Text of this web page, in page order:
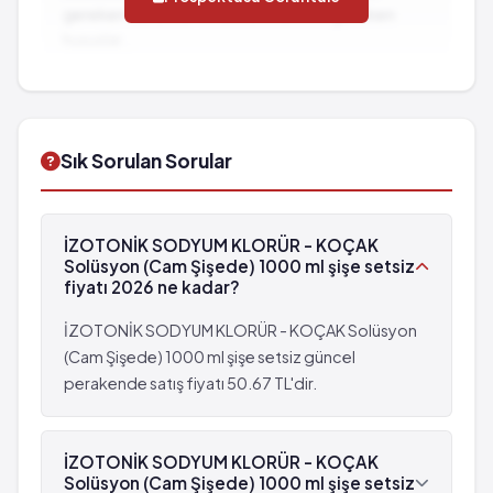
Tükürük miktarında azalma
Kaslarda seğirme ve sertleşme
Uygulamanın yapıldığı yerde ağrı
Kızarıklık ya da şişlik
Huzursuzluk hali
Tansiyonda yükselme
Solunum durması
Karında kramplar
Hipohidroz
Damarlar içinde pıhtı oluşumu
Şişlikler
Kaslarda seğirme ve sertleşme
Uygulamanın yapıldığı yerde ağrı
Kızarıklık ya da şişlik
gereken durumlar ve dikkat edilmesi gereken
Sık Sorulan Sorular
İZOTONİK SODYUM KLORÜR - KOÇAK
Solüsyon (Cam Şişede) 1000 ml şişe setsiz
fiyatı 2026 ne kadar?
İZOTONİK SODYUM KLORÜR - KOÇAK Solüsyon
(Cam Şişede) 1000 ml şişe setsiz güncel
perakende satış fiyatı 50.67 TL'dir.
İZOTONİK SODYUM KLORÜR - KOÇAK
Solüsyon (Cam Şişede) 1000 ml şişe setsiz